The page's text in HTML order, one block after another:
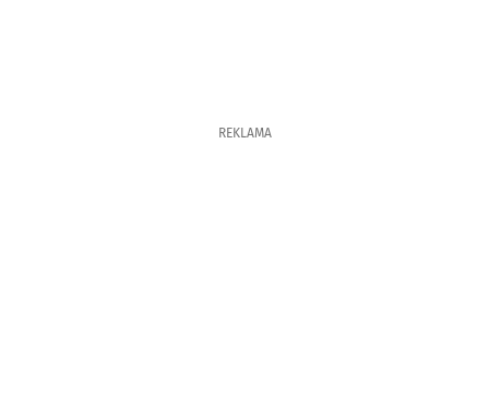
REKLAMA